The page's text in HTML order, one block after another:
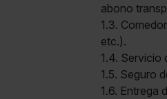
abono
1.3.
etc.).
1.4. Servicio
1.5. Seguro
1.6. Entrega